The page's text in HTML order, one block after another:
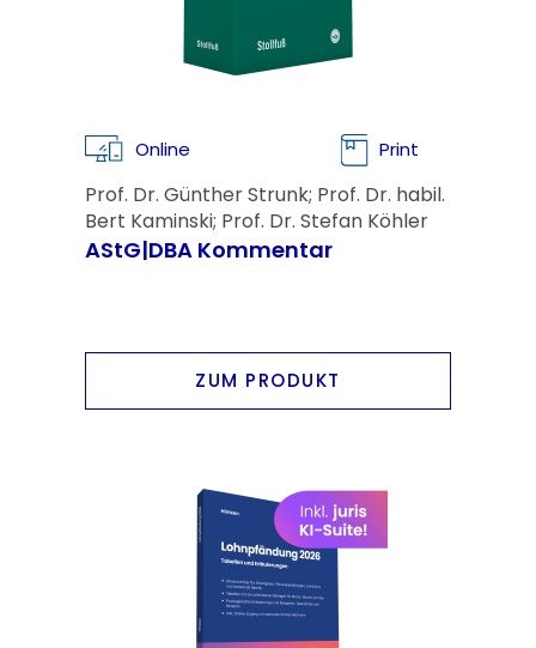
Online Print
Prof. Dr. Günther Strunk; Prof. Dr. habil.
Bert Kaminski; Prof. Dr. Stefan Köhler
AStG|DBA Kommentar
ZUM PRODUKT